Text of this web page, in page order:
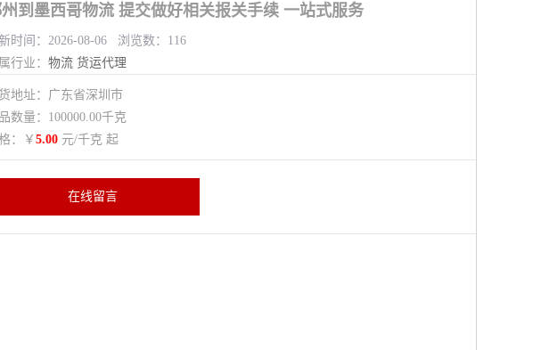
到墨西哥物流 提交做好相关报关手续 一站式服务
时间：2026-08-06 浏览数：116
行业： 物流 货运代理
地址：广东省深圳市
数量：100000.00千克
：￥ 5.00 元/千克 起
在线留言